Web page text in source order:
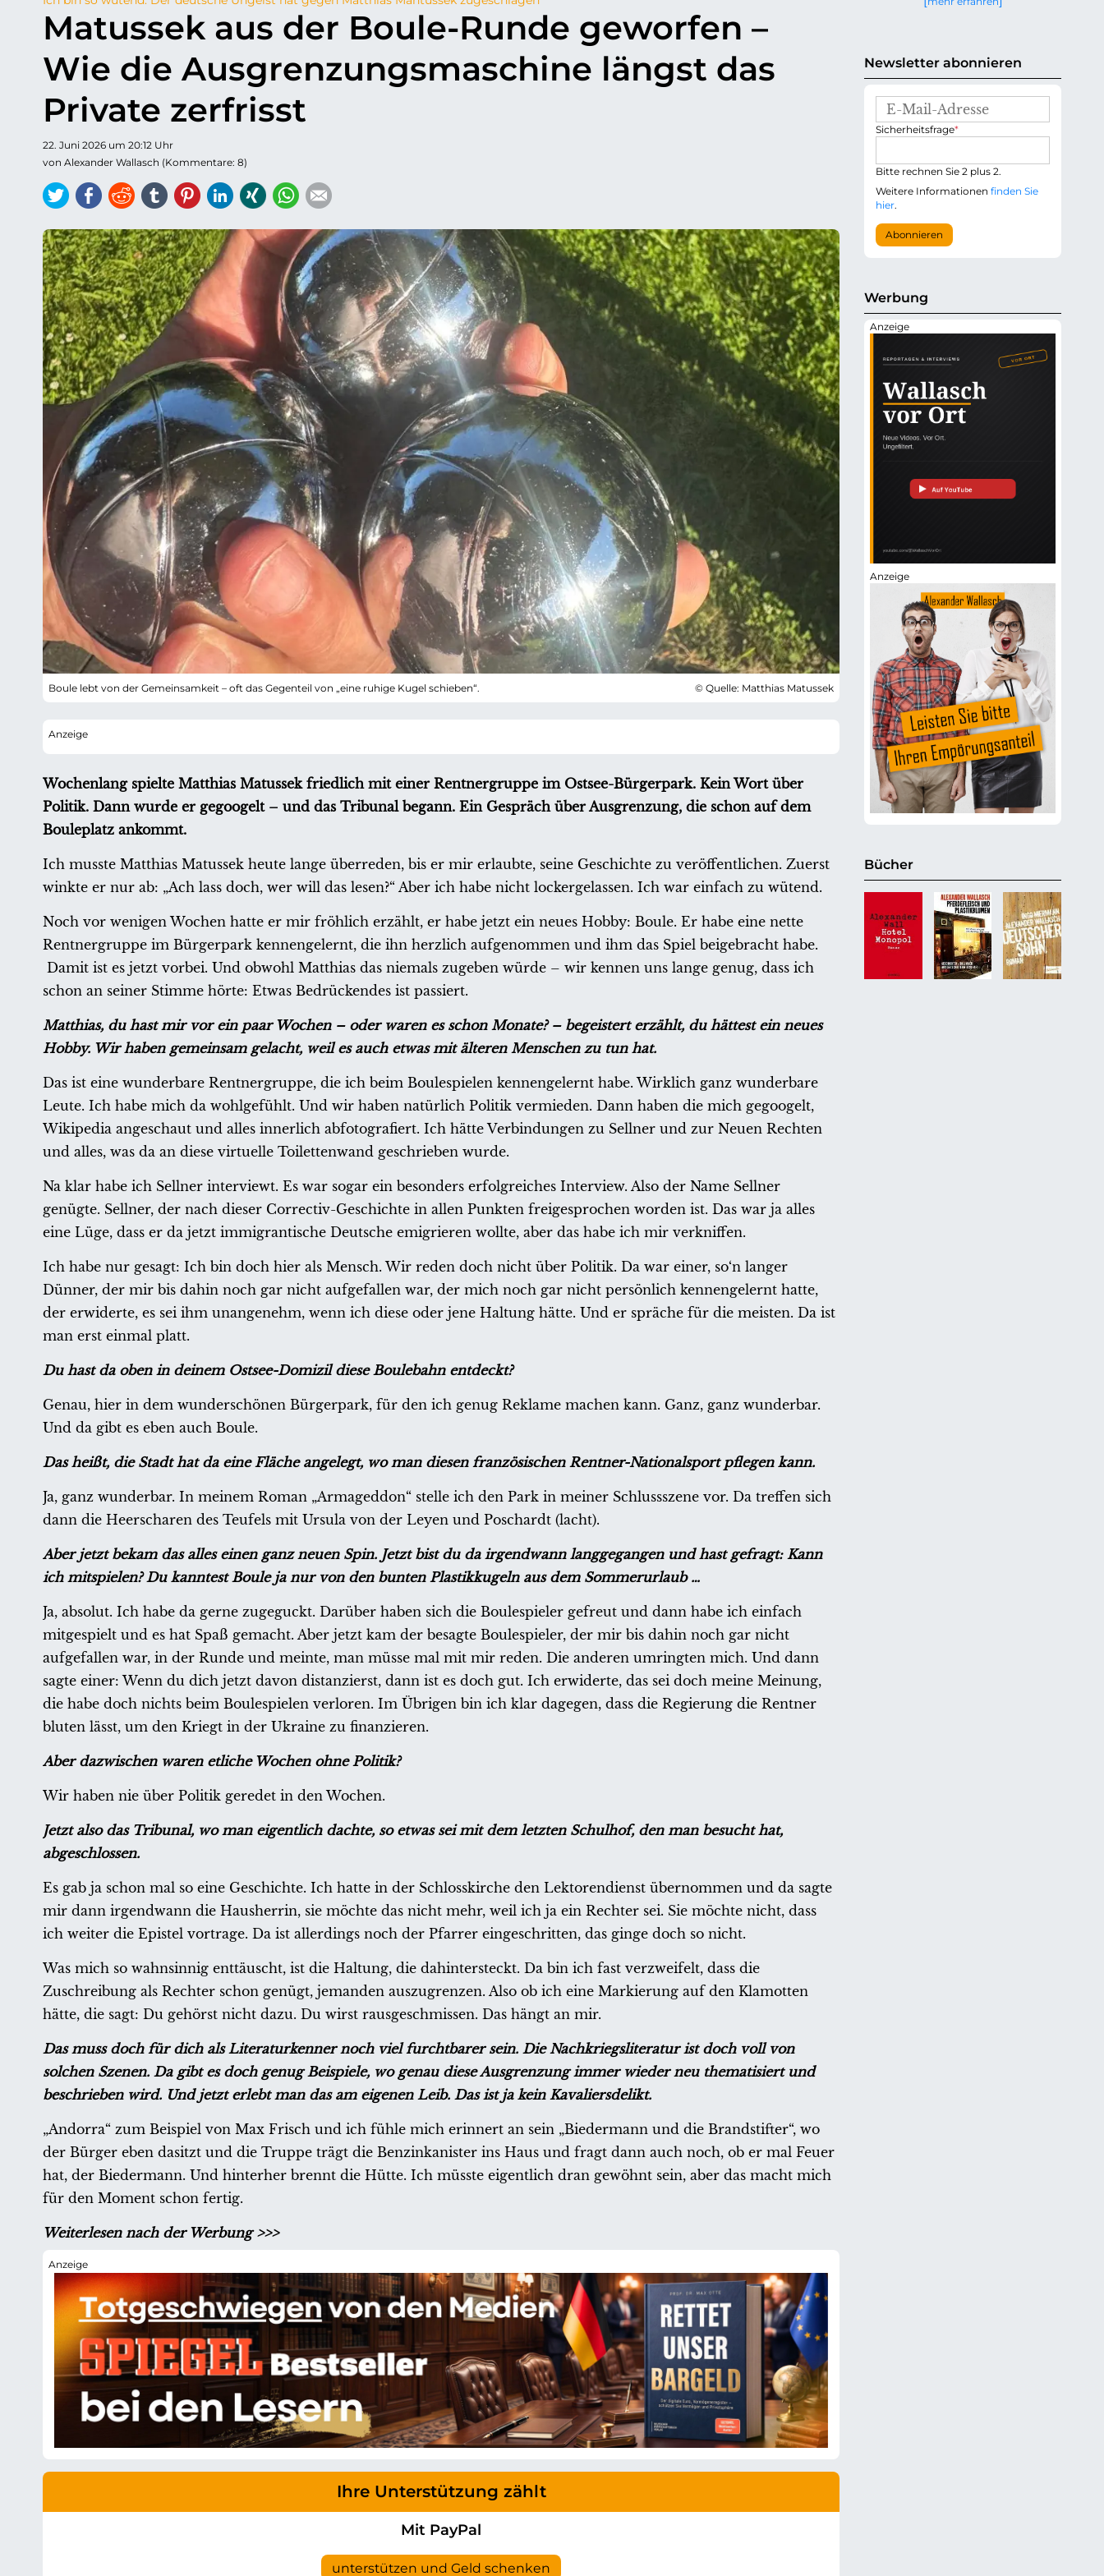
e
n
Matussek aus der Boule-Runde geworfen –
Wie die Ausgrenzungsmaschine längst das
Private zerfrisst
22. Juni 2026 um 20:12 Uhr
von Alexander Wallasch (Kommentare: 8)
TwitterFacebook
ReddittumblrPinterestLinkedIn
Xing WhatsApp
Boule lebt von der Gemeinsamkeit – oft das Gegenteil von „eine ruhige Kugel schieben“. © Quelle: Matthias Matussek
Wochenlang spielte Matthias Matussek friedlich mit einer Rentnergruppe im Ostsee-Bürgerpark. Kein Wort über
Politik. Dann wurde er gegoogelt – und das Tribunal begann. Ein Gespräch über Ausgrenzung, die schon auf dem
Bouleplatz ankommt.
Ich musste Matthias Matussek heute lange überreden, bis er mir erlaubte, seine Geschichte zu veröffentlichen. Zuerst
winkte er nur ab: „Ach lass doch, wer will das lesen?“ Aber ich habe nicht lockergelassen. Ich war einfach zu wütend.
Noch vor wenigen Wochen hatte er mir fröhlich erzählt, er habe jetzt ein neues Hobby: Boule. Er habe eine nette
Rentnergruppe im Bürgerpark kennengelernt, die ihn herzlich aufgenommen und ihm das Spiel beigebracht habe.
Damit ist es jetzt vorbei. Und obwohl Matthias das niemals zugeben würde – wir kennen uns lange genug, dass ich
schon an seiner Stimme hörte: Etwas Bedrückendes ist passiert.
Matthias, du hast mir vor ein paar Wochen – oder waren es schon Monate? – begeistert erzählt, du hättest ein neues
Hobby. Wir haben gemeinsam gelacht, weil es auch etwas mit älteren Menschen zu tun hat.
Das ist eine wunderbare Rentnergruppe, die ich beim Boulespielen kennengelernt habe. Wirklich ganz wunderbare
Leute. Ich habe mich da wohlgefühlt. Und wir haben natürlich Politik vermieden. Dann haben die mich gegoogelt,
Wikipedia angeschaut und alles innerlich abfotografiert. Ich hätte Verbindungen zu Sellner und zur Neuen Rechten
und alles, was da an diese virtuelle Toilettenwand geschrieben wurde.
Na klar habe ich Sellner interviewt. Es war sogar ein besonders erfolgreiches Interview. Also der Name Sellner
genügte. Sellner, der nach dieser Correctiv-Geschichte in allen Punkten freigesprochen worden ist. Das war ja alles
eine Lüge, dass er da jetzt immigrantische Deutsche emigrieren wollte, aber das habe ich mir verkniffen.
Ich habe nur gesagt: Ich bin doch hier als Mensch. Wir reden doch nicht über Politik. Da war einer, so‘n langer
Dünner, der mir bis dahin noch gar nicht aufgefallen war, der mich noch gar nicht persönlich kennengelernt hatte,
der erwiderte, es sei ihm unangenehm, wenn ich diese oder jene Haltung hätte. Und er spräche für die meisten. Da ist
man erst einmal platt.
Du hast da oben in deinem Ostsee-Domizil diese Boulebahn entdeckt?
Genau, hier in dem wunderschönen Bürgerpark, für den ich genug Reklame machen kann. Ganz, ganz wunderbar.
Und da gibt es eben auch Boule.
Das heißt, die Stadt hat da eine Fläche angelegt, wo man diesen französischen Rentner-Nationalsport pflegen kann.
Ja, ganz wunderbar. In meinem Roman „Armageddon“ stelle ich den Park in meiner Schlussszene vor. Da treffen sich
dann die Heerscharen des Teufels mit Ursula von der Leyen und Poschardt (lacht).
Aber jetzt bekam das alles einen ganz neuen Spin. Jetzt bist du da irgendwann langgegangen und hast gefragt: Kann
ich mitspielen? Du kanntest Boule ja nur von den bunten Plastikkugeln aus dem Sommerurlaub …
Ja, absolut. Ich habe da gerne zugeguckt. Darüber haben sich die Boulespieler gefreut und dann habe ich einfach
mitgespielt und es hat Spaß gemacht. Aber jetzt kam der besagte Boulespieler, der mir bis dahin noch gar nicht
aufgefallen war, in der Runde und meinte, man müsse mal mit mir reden. Die anderen umringten mich. Und dann
sagte einer: Wenn du dich jetzt davon distanzierst, dann ist es doch gut. Ich erwiderte, das sei doch meine Meinung,
die habe doch nichts beim Boulespielen verloren. Im Übrigen bin ich klar dagegen, dass die Regierung die Rentner
bluten lässt, um den Kriegt in der Ukraine zu finanzieren.
Aber dazwischen waren etliche Wochen ohne Politik?
Wir haben nie über Politik geredet in den Wochen.
Jetzt also das Tribunal, wo man eigentlich dachte, so etwas sei mit dem letzten Schulhof, den man besucht hat,
abgeschlossen.
Es gab ja schon mal so eine Geschichte. Ich hatte in der Schlosskirche den Lektorendienst übernommen und da sagte
mir dann irgendwann die Hausherrin, sie möchte das nicht mehr, weil ich ja ein Rechter sei. Sie möchte nicht, dass
ich weiter die Epistel vortrage. Da ist allerdings noch der Pfarrer eingeschritten, das ginge doch so nicht.
Was mich so wahnsinnig enttäuscht, ist die Haltung, die dahintersteckt. Da bin ich fast verzweifelt, dass die
Zuschreibung als Rechter schon genügt, jemanden auszugrenzen. Also ob ich eine Markierung auf den Klamotten
hätte, die sagt: Du gehörst nicht dazu. Du wirst rausgeschmissen. Das hängt an mir.
Das muss doch für dich als Literaturkenner noch viel furchtbarer sein. Die Nachkriegsliteratur ist doch voll von
solchen Szenen. Da gibt es doch genug Beispiele, wo genau diese Ausgrenzung immer wieder neu thematisiert und
beschrieben wird. Und jetzt erlebt man das am eigenen Leib. Das ist ja kein Kavaliersdelikt.
„Andorra“ zum Beispiel von Max Frisch und ich fühle mich erinnert an sein „Biedermann und die Brandstifter“, wo
der Bürger eben dasitzt und die Truppe trägt die Benzinkanister ins Haus und fragt dann auch noch, ob er mal Feuer
hat, der Biedermann. Und hinterher brennt die Hütte. Ich müsste eigentlich dran gewöhnt sein, aber das macht mich
für den Moment schon fertig.
Weiterlesen nach der Werbung >>>
Ihre Unterstützung zählt
Mit PayPal
unterstützen und Geld schenken
Newsletter abonnieren
M
l
-
A
r
e
P
i
c
h
t
f
e
Sicherheitsfrage*
Bitte rechnen Sie 2 plus 2.
Weitere Informationen finden Sie
hier.
Abonnieren
Werbung
Bücher